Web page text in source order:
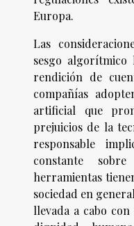
Europa.
Las
sesgo
rendición de
compañías
artificial que
prejuicios de la
responsable
constante
herramientas
sociedad en
llevada a cabo